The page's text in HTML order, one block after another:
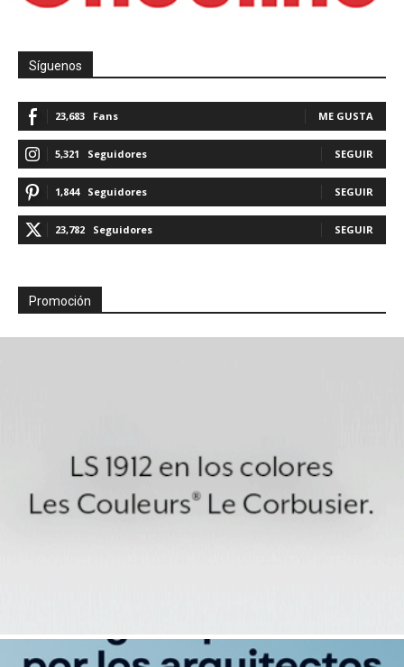
Síguenos
23,683 Fans ME GUSTA
5,321 Seguidores SEGUIR
1,844 Seguidores SEGUIR
23,782 Seguidores SEGUIR
Promoción